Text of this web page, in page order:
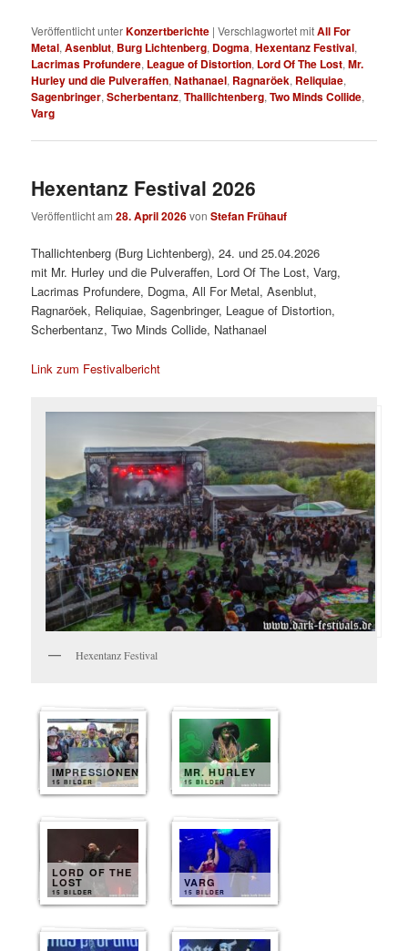
Veröffentlicht unterKonzertberichte |Verschlagwortet mitAll For
Metal,Asenblut, Burg Lichtenberg, Dogma,Hexentanz Festival,
Lacrimas Profundere, League of Distortion, Lord Of The Lost,Mr.
Hurley und die Pulveraffen,Nathanael, Ragnaröek, Reliquiae,
Sagenbringer,Scherbentanz,Thallichtenberg,Two Minds Collide,
Varg
Hexentanz Festival 2026
Veröffentlicht am28. April 2026vonStefan Frühauf
Thallichtenberg (Burg Lichtenberg), 24. und 25.04.2026
mit Mr. Hurley und die Pulveraffen, Lord Of The Lost, Varg,
Lacrimas Profundere, Dogma, All For Metal, Asenblut,
Ragnaröek, Reliquiae, Sagenbringer, League of Distortion,
Scherbentanz, Two Minds Collide, Nathanael
Link zum Festivalbericht
Hexentanz Festival
IMPRESSIONEN
15 BILDER
MR. HURLEY
15 BILDER
LORD OF THE
LOST
15 BILDER
VARG
15 BILDER